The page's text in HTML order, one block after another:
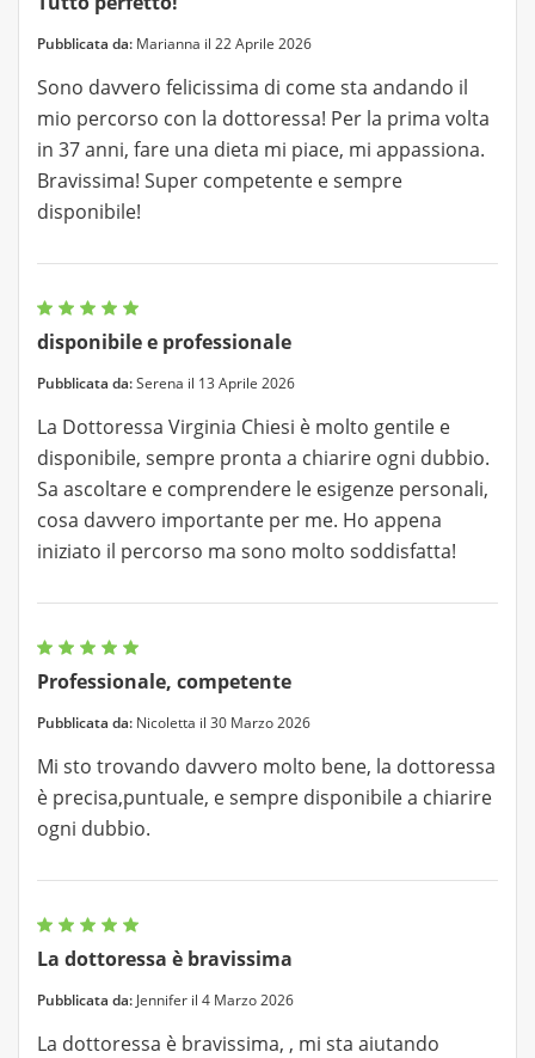
Pubblicata da: Marianna il 22 Aprile 2026
Sono davvero felicissima di come sta andando il
mio percorso con la dottoressa! Per la prima volta
in 37 anni, fare una dieta mi piace, mi appassiona.
Bravissima! Super competente e sempre
disponibile!
disponibile e professionale
Pubblicata da:Serena il 13 Aprile 2026
La Dottoressa Virginia Chiesi è molto gentile e
disponibile, sempre pronta a chiarire ogni dubbio.
Sa ascoltare e comprendere le esigenze personali,
cosa davvero importante per me. Ho appena
iniziato il percorso ma sono molto soddisfatta!
Professionale, competente
Pubblicata da: Nicoletta il 30 Marzo 2026
Mi sto trovando davvero molto bene, la dottoressa
è precisa,puntuale, e sempre disponibile a chiarire
ogni dubbio.
La dottoressa è bravissima
Pubblicata da: Jennifer il 4 Marzo 2026
La dottoressa è bravissima, , mi sta aiutando